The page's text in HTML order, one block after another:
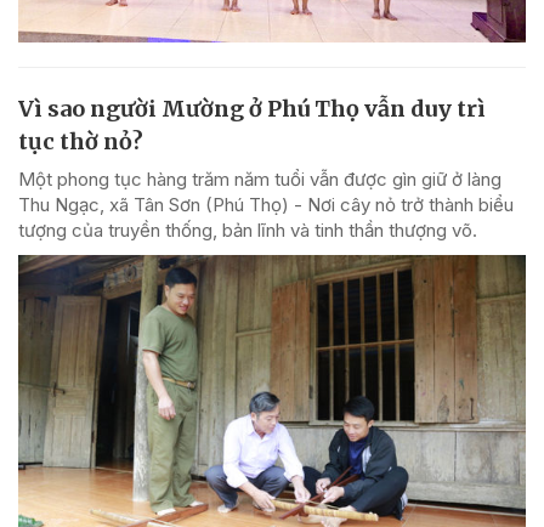
Vì sao người Mường ở Phú Thọ vẫn duy trì
tục thờ nỏ?
Một phong tục hàng trăm năm tuổi vẫn được gìn giữ ở làng
Thu Ngạc, xã Tân Sơn (Phú Thọ) - Nơi cây nỏ trở thành biểu
tượng của truyền thống, bản lĩnh và tinh thần thượng võ.